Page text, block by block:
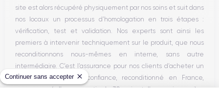
Continuer sans accepter
site est alors récupéré physiquement par nos soins et suit dans
nos locaux un processus d’homologation en trois étapes :
vérification, test et validation. Nos experts sont ainsi les
premiers à intervenir techniquement sur le produit, que nous
reconditionnons nous-mêmes en interne, sans autre
intermédiaire. C’est l’assurance pour nos clients d’acheter un
téléphone en toute confiance, reconditionné en France,